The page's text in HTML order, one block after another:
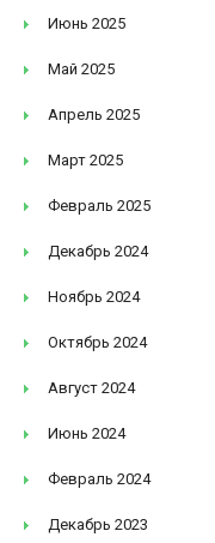
Июнь 2025
Май 2025
Апрель 2025
Март 2025
Февраль 2025
Декабрь 2024
Ноябрь 2024
Октябрь 2024
Август 2024
Июнь 2024
Февраль 2024
Декабрь 2023